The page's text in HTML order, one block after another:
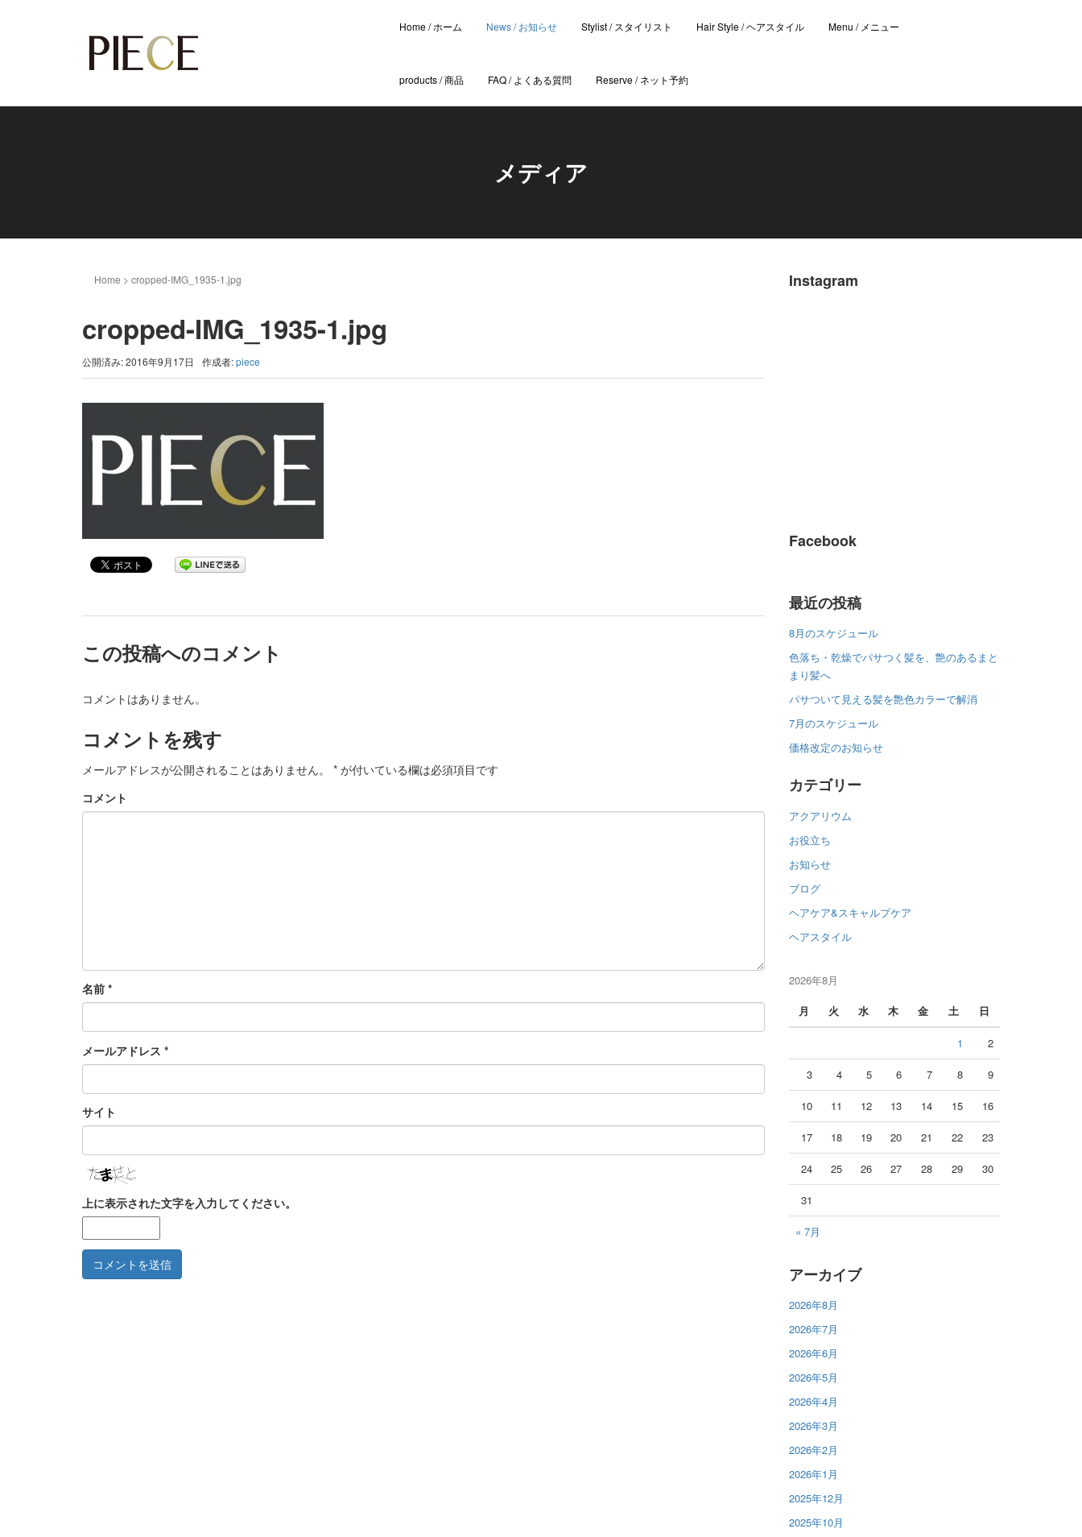
Home / ホーム News / お知らせ Stylist / スタイリスト Hair Style / ヘアスタイル Menu / メニュー
products / 商品 FAQ / よくある質問 Reserve / ネット予約
メディア
Home > cropped-IMG_1935-1.jpg
cropped-IMG_1935-1.jpg
公開済み: 2016年9月17日 作成者:piece
この投稿へのコメント
コメントはありません。
コメントを残す
メールアドレスが公開されることはありません。 * が付いている欄は必須項目です
コメント
名前 *
メールアドレス *
サイト
上に表示された文字を入力してください。
Instagram
Facebook
最近の投稿
8月のスケジュール
色落ち・乾燥でパサつく髪を、艶のあるまと
まり髪へ
パサついて見える髪を艶色カラーで解消
7月のスケジュール
価格改定のお知らせ
カテゴリー
アクアリウム
お役立ち
お知らせ
ブログ
ヘアケア&スキャルプケア
ヘアスタイル
2026年8月
月
火 水 木 金 土 日
« 7月
1 2
3 4 5 6 7 8 9
10 11 12 13 14 15 16
17 18 19 20 21 22 23
24 25 26 27 28 29 30
31
アーカイブ
2026年8月
2026年7月
2026年6月
2026年5月
2026年4月
2026年3月
2026年2月
2026年1月
2025年12月
2025年10月